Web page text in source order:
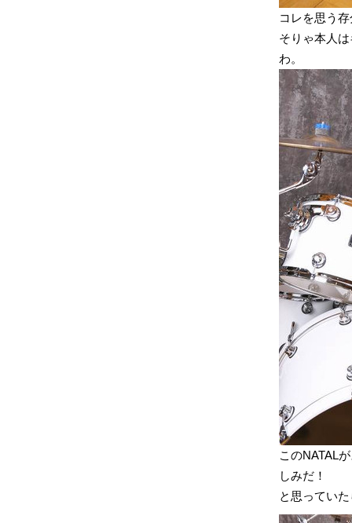
コレを思う
そりゃ本人
わ。
このNATAL
しみだ！
と思ってい